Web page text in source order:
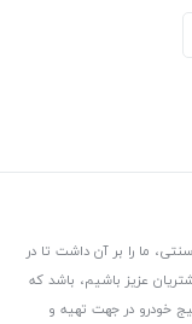
ما را بر آن داشت تا در
عزیز باشیم، باشد که
خودرو در جهت تهیه و